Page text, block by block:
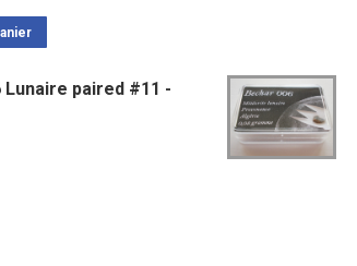
Lunaire paired #11 -